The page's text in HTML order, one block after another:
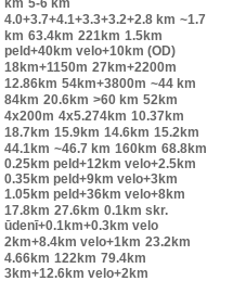
4.0+3.7+4.1+3.3+3.2+2.8 km ~1.7
km 63.4km 221km 1.5km
peld+40km velo+10km (OD)
18km+1150m 27km+2200m
12.86km 54km+3800m ~44 km
84km 20.6km >60 km 52km
4x200m 4x5.274km 10.37km
18.7km 15.9km 14.6km 15.2km
44.1km ~46.7 km 160km 68.8km
0.25km peld+12km velo+2.5km
0.35km peld+9km velo+3km
1.05km peld+36km velo+8km
17.8km 27.6km 0.1km skr.
ūdenī+0.1km+0.3km velo
2km+8.4km velo+1km 23.2km
4.66km 122km 79.4km
3km+12.6km velo+2km